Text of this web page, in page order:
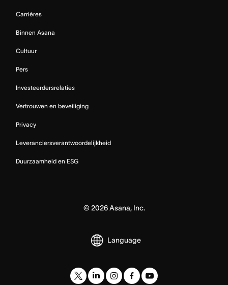
Carrières
Binnen Asana
Cultuur
Pers
Investeerdersrelaties
Vertrouwen en beveiliging
Privacy
Leveranciersverantwoordelijkheid
Duurzaamheid en ESG
©2026Asana, Inc.
Language